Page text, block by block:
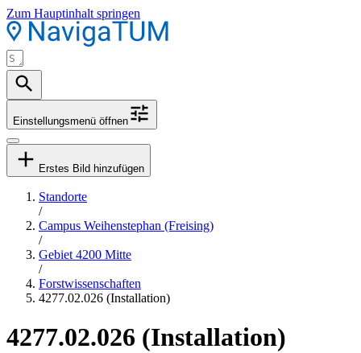
Zum Hauptinhalt springen
Einstellungsmenü öffnen
Erstes Bild hinzufügen
Standorte
/
Campus Weihenstephan (Freising)
/
Gebiet 4200 Mitte
/
Forstwissenschaften
4277.02.026 (Installation)
4277.02.026 (Installation)